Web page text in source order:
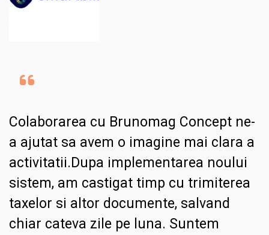
Colaborarea cu Brunomag Concept ne-
a ajutat sa avem o imagine mai clara a
activitatii.Dupa implementarea noului
sistem, am castigat timp cu trimiterea
taxelor si altor documente, salvand
chiar cateva zile pe luna. Suntem